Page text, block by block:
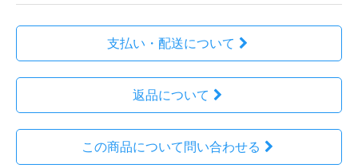
支払い・配送について
返品について
この商品について問い合わせる